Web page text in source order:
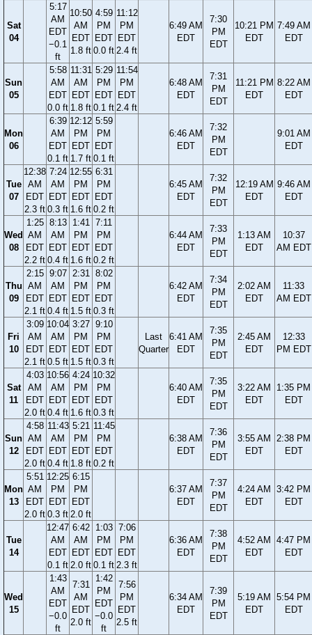
Sat
04
5:17
AM
EDT
−0.1
ft
10:50
AM
EDT
1.8 ft
4:59
PM
EDT
0.0 ft
11:12
PM
EDT
2.4 ft
6:49 AM
EDT
7:30
PM
EDT
10:21 PM
EDT
7:49 AM
EDT
Sun
05
5:58
AM
EDT
0.0 ft
11:31
AM
EDT
1.8 ft
5:29
PM
EDT
0.1 ft
11:54
PM
EDT
2.4 ft
6:48 AM
EDT
7:31
PM
EDT
11:21 PM
EDT
8:22 AM
EDT
Mon
06
6:39
AM
EDT
0.1 ft
12:12
PM
EDT
1.7 ft
5:59
PM
EDT
0.1 ft
6:46 AM
EDT
7:32
PM
EDT
9:01 AM
EDT
Tue
07
12:38
AM
EDT
2.3 ft
7:24
AM
EDT
0.3 ft
12:55
PM
EDT
1.6 ft
6:31
PM
EDT
0.2 ft
6:45 AM
EDT
7:32
PM
EDT
12:19 AM
EDT
9:46 AM
EDT
Wed
08
1:25
AM
EDT
2.2 ft
8:13
AM
EDT
0.4 ft
1:41
PM
EDT
1.6 ft
7:11
PM
EDT
0.2 ft
6:44 AM
EDT
7:33
PM
EDT
1:13 AM
EDT
10:37
AM EDT
Thu
09
2:15
AM
EDT
2.1 ft
9:07
AM
EDT
0.4 ft
2:31
PM
EDT
1.5 ft
8:02
PM
EDT
0.3 ft
6:42 AM
EDT
7:34
PM
EDT
2:02 AM
EDT
11:33
AM EDT
Fri
10
3:09
AM
EDT
2.1 ft
10:04
AM
EDT
0.5 ft
3:27
PM
EDT
1.5 ft
9:10
PM
EDT
0.3 ft
Last
Quarter
6:41 AM
EDT
7:35
PM
EDT
2:45 AM
EDT
12:33
PM EDT
Sat
11
4:03
AM
EDT
2.0 ft
10:56
AM
EDT
0.4 ft
4:24
PM
EDT
1.6 ft
10:32
PM
EDT
0.3 ft
6:40 AM
EDT
7:35
PM
EDT
3:22 AM
EDT
1:35 PM
EDT
Sun
12
4:58
AM
EDT
2.0 ft
11:43
AM
EDT
0.4 ft
5:21
PM
EDT
1.8 ft
11:45
PM
EDT
0.2 ft
6:38 AM
EDT
7:36
PM
EDT
3:55 AM
EDT
2:38 PM
EDT
Mon
13
5:51
AM
EDT
2.0 ft
12:25
PM
EDT
0.3 ft
6:15
PM
EDT
2.0 ft
6:37 AM
EDT
7:37
PM
EDT
4:24 AM
EDT
3:42 PM
EDT
Tue
14
12:47
AM
EDT
0.1 ft
6:42
AM
EDT
2.0 ft
1:03
PM
EDT
0.1 ft
7:06
PM
EDT
2.3 ft
6:36 AM
EDT
7:38
PM
EDT
4:52 AM
EDT
4:47 PM
EDT
Wed
15
1:43
AM
EDT
−0.0
ft
7:31
AM
EDT
2.0 ft
1:42
PM
EDT
−0.0
ft
7:56
PM
EDT
2.5 ft
6:34 AM
EDT
7:39
PM
EDT
5:19 AM
EDT
5:54 PM
EDT